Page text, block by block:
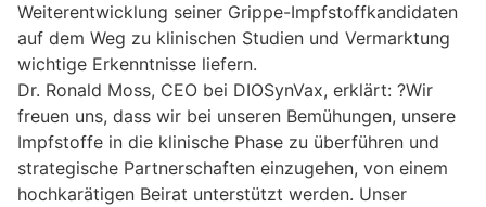
Weiterentwicklung seiner Grippe-Impfstoffkandidaten
auf dem Weg zu klinischen Studien und Vermarktung
wichtige Erkenntnisse liefern.
Dr. Ronald Moss, CEO bei DIOSynVax, erklärt: ?Wir
freuen uns, dass wir bei unseren Bemühungen, unsere
Impfstoffe in die klinische Phase zu überführen und
strategische Partnerschaften einzugehen, von einem
hochkarätigen Beirat unterstützt werden. Unser